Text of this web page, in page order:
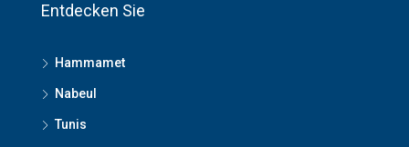
Entdecken Sie
Hammamet
Nabeul
Tunis